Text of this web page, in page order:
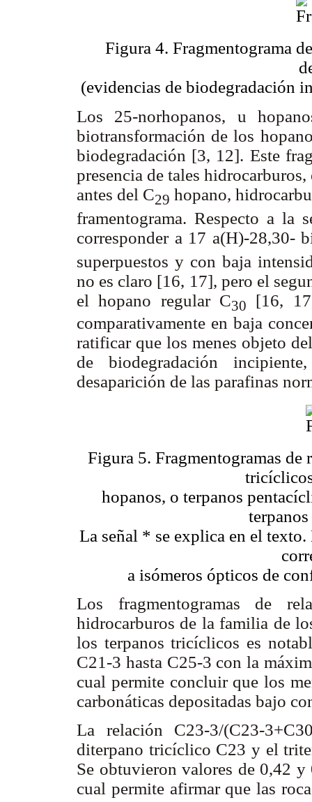
Figura 4. Fragmentograma
(evidencias de biodegradación
Los 25-norhopanos, u
biotransformación de los
biodegradación [3, 12]. Este
presencia de tales
antes del C29 hopano,
framentograma. Respecto a la
corresponder a 17 a(H)-28,30-
superpuestos y con baja
no es claro [16, 17], pero el
el hopano regular C30
[16,
comparativamente en baja
ratificar que los menes objeto
de biodegradación
desaparición de las parafinas
Figura 5. Fragmentogramas
hopanos, o terpanos
La señal * se explica en el
a isómeros ópticos de
Los fragmentogramas de
hidrocarburos de la familia de
los terpanos tricíclicos es
C21-3 hasta C25-3 con la
cual permite concluir que los
carbonáticas depositadas bajo
La relación C23-3/(C23-
diterpano tricíclico C23 y el
Se obtuvieron valores de 0,42
cual permite afirmar que las